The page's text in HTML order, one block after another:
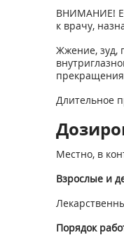
ВНИМАНИЕ!
к врачу,
Жжение, зуд,
Длительное
Местно, в
Взрослые и
Порядок